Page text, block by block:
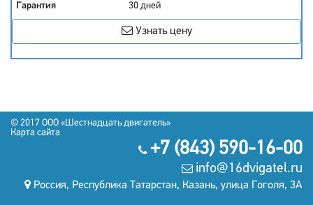
Гарантия
30 дней
Узнать цену
© 2017 OOO «Шестнадцать двигатель»
Карта сайта
+7 (843) 590-16-00
info@16dvigatel.ru
Россия, Республика Татарстан, Казань, улица Гоголя, 3А